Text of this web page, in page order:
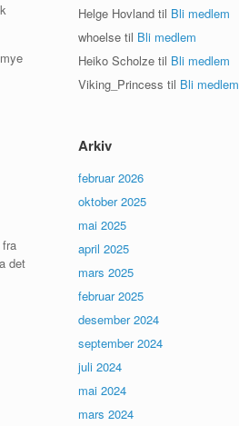
det
Helge Hovland til Bli medlem
whoelse til Bli medlem
Heiko Scholze til Bli medlem
Viking_Princess til Bli medlem
Arkiv
februar 2026
oktober 2025
mai 2025
april 2025
mars 2025
februar 2025
desember 2024
september 2024
juli 2024
mai 2024
mars 2024